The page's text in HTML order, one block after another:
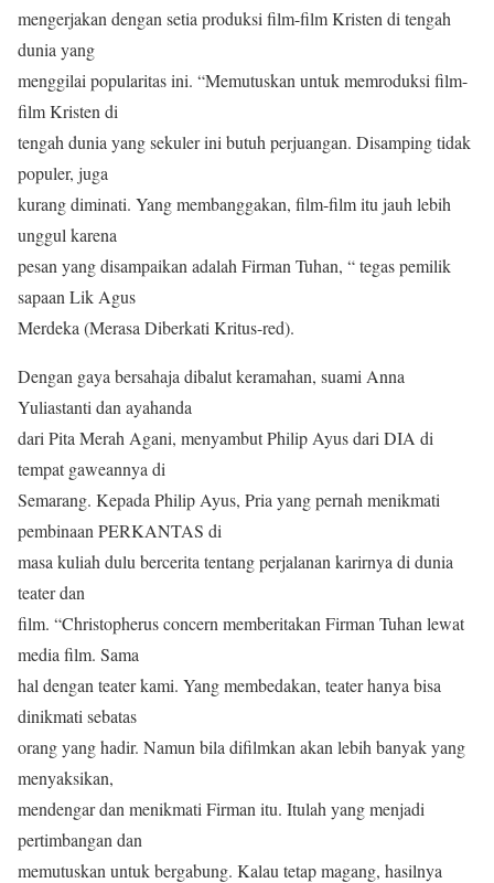
mengerjakan dengan setia produksi film-film Kristen di tengah
dunia yang
menggilai popularitas ini. “Memutuskan untuk memroduksi film-
film Kristen di
tengah dunia yang sekuler ini butuh perjuangan. Disamping tidak
populer, juga
kurang diminati. Yang membanggakan, film-film itu jauh lebih
unggul karena
pesan yang disampaikan adalah Firman Tuhan, “ tegas pemilik
sapaan Lik Agus
Merdeka (Merasa Diberkati Kritus-red).
Dengan gaya bersahaja dibalut keramahan, suami Anna
Yuliastanti dan ayahanda
dari Pita Merah Agani, menyambut Philip Ayus dari DIA di
tempat gaweannya di
Semarang. Kepada Philip Ayus, Pria yang pernah menikmati
pembinaan PERKANTAS di
masa kuliah dulu bercerita tentang perjalanan karirnya di dunia
teater dan
film. “Christopherus concern memberitakan Firman Tuhan lewat
media film. Sama
hal dengan teater kami. Yang membedakan, teater hanya bisa
dinikmati sebatas
orang yang hadir. Namun bila difilmkan akan lebih banyak yang
menyaksikan,
mendengar dan menikmati Firman itu. Itulah yang menjadi
pertimbangan dan
memutuskan untuk bergabung. Kalau tetap magang, hasilnya